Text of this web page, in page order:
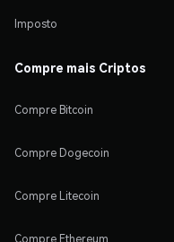
Imposto
Compre mais Criptos
Compre Bitcoin
Compre Dogecoin
Compre Litecoin
Compre Ethereum